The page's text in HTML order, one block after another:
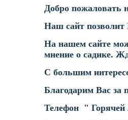
Добро пожаловать
Наш сайт позволит
На нашем сайте
мнение о садике.
С большим
Благодарим Вас за
Телефон " Горячей